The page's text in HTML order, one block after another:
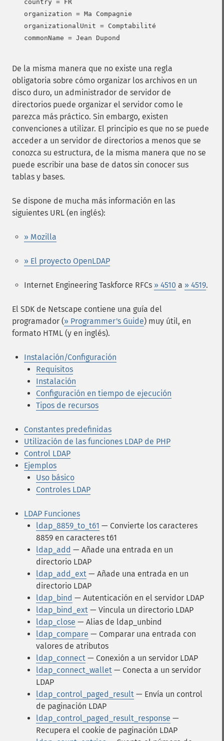
De la misma manera que no existe una regla
obligatoria sobre cómo organizar los archivos en un
disco duro, un administrador de servidor de
directorios puede organizar el servidor como le
parezca más práctico. Sin embargo, existen
convenciones a utilizar. El principio es que no se puede
acceder a un servidor de directorios a menos que se
conozca su estructura, de la misma manera que no se
puede escribir una base de datos sin conocer sus
tablas y bases.
Se dispone de mucha más información en las
siguientes URL (en inglés):
» Mozilla
» El proyecto OpenLDAP
Internet Engineering Taskforce RFCs » 4510 a » 4519.
El SDK de Netscape contiene una guía del
programador (» Programmer's Guide) muy útil, en
formato HTML (y en inglés).
Instalación/Configuración
Requisitos
Instalación
Configuración en tiempo de ejecución
Tipos de recursos
Constantes predefinidas
Utilización de las funciones LDAP de PHP
Control LDAP
Ejemplos
Uso básico
Controles LDAP
LDAP Funciones
ldap_8859_to_t61 — Convierte los caracteres
8859 en caracteres t61
ldap_add — Añade una entrada en un
directorio LDAP
ldap_add_ext — Añade una entrada en un
directorio LDAP
ldap_bind — Autenticación en el servidor LDAP
ldap_bind_ext — Vincula un directorio LDAP
ldap_close — Alias de ldap_unbind
ldap_compare — Comparar una entrada con
valores de atributos
ldap_connect — Conexión a un servidor LDAP
ldap_connect_wallet — Conecta a un servidor
LDAP
ldap_control_paged_result — Envía un control
de paginación LDAP
ldap_control_paged_result_response —
Recupera el cookie de paginación LDAP